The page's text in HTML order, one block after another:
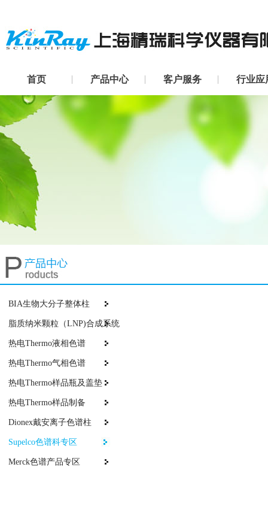
首页 产品中心 客户服务 行业应
BIA生物大分子整体柱
脂质纳米颗粒（LNP)合成系统
热电Thermo液相色谱
热电Thermo气相色谱
热电Thermo样品瓶及盖垫
热电Thermo样品制备
Dionex戴安离子色谱柱
Supelco色谱科专区
Merck色谱产品专区